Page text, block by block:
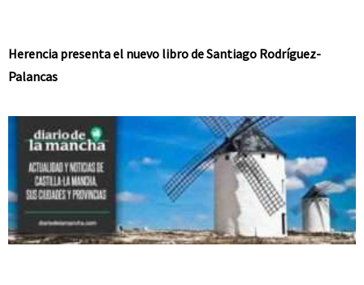
Herencia presenta el nuevo libro de Santiago Rodríguez-
Palancas